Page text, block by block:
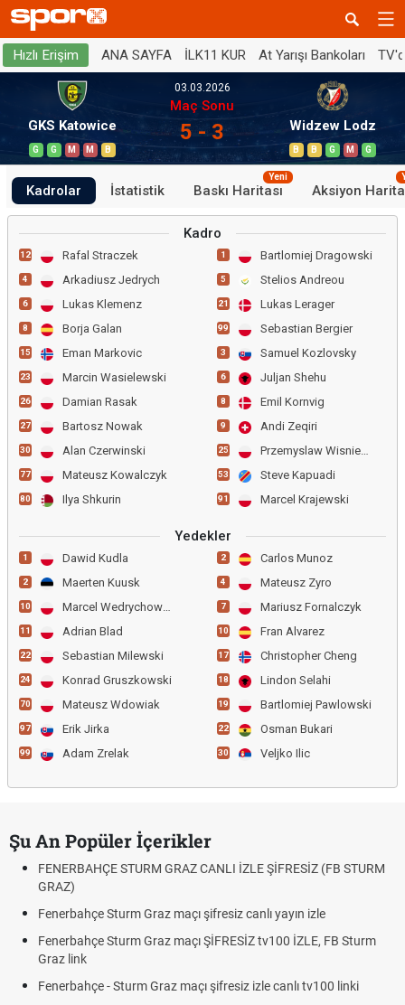
Hızlı Erişim ANA SAYFA İLK11 KUR At Yarışı Bankoları
GKS Katowice
G G M M B
03.03.2026
Maç Sonu
5 - 3 Widzew Lodz
B B G M G
Kadrolar İstatistik Baskı Haritası
Yeni
Aksiyon
Kadro
12 Rafal Straczek
4 Arkadiusz Jedrych
6 Lukas Klemenz
8 Borja Galan
15 Eman Markovic
23 Marcin Wasielewski
26 Damian Rasak
27 Bartosz Nowak
30 Alan Czerwinski
77 Mateusz Kowalczyk
80 Ilya Shkurin
1 Bartlomiej Dragowski
5 Stelios Andreou
21 Lukas Lerager
99 Sebastian Bergier
3 Samuel Kozlovsky
6 Juljan Shehu
8 Emil Kornvig
9 Andi Zeqiri
25 Przemyslaw Wisniewski
53 Steve Kapuadi
91 Marcel Krajewski
Yedekler
1 Dawid Kudla
2 Maerten Kuusk
10 Marcel Wedrychowski
11 Adrian Blad
22 Sebastian Milewski
24 Konrad Gruszkowski
70 Mateusz Wdowiak
97 Erik Jirka
99 Adam Zrelak
2 Carlos Munoz
4 Mateusz Zyro
7 Mariusz Fornalczyk
10 Fran Alvarez
17 Christopher Cheng
18 Lindon Selahi
19 Bartlomiej Pawlowski
22 Osman Bukari
30 Veljko Ilic
Şu An Popüler İçerikler
FENERBAHÇE STURM GRAZ CANLI İZLE ŞİFRESİZ (FB STURM
GRAZ)
Fenerbahçe Sturm Graz maçı şifresiz canlı yayın izle
Fenerbahçe Sturm Graz maçı ŞİFRESİZ tv100 İZLE, FB Sturm
Graz link
Fenerbahçe - Sturm Graz maçı şifresiz izle canlı tv100 linki